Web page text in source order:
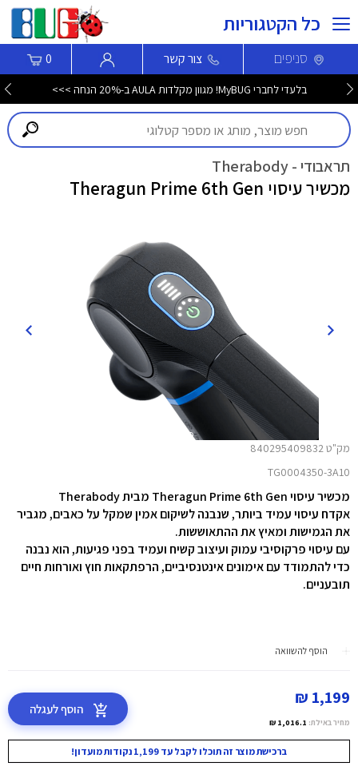
כל הקטגוריות
סניפים צור קשר 0
בלעדי לחברי MyBUG! מגוון מקלדות AULA ב-20% הנחה >>>
תראבודי - Therabody
מכשיר עיסוי Theragun Prime 6th Gen
מק"ט 840295409832
TG0004350-3A10
מכשיר עיסוי Theragun Prime 6th Gen מבית Therabody
אקדח עיסוי עמיד ביותר, שנבנה לשיקום אמין שמקל על כאבים, מגביר
את הגמישות ומאיץ את ההתאוששות.
עם עיסוי פרקוסיבי עמוק ועיצוב קשיח ועמיד בפני פגיעות, הוא נבנה
כדי להתמודד עם אימונים אינטנסיביים, הרפתקאות חוץ ואורחות חיים
תובעניים.
הוסף להשוואה
1,199 ₪
מחיר באילת: 1,016.1 ₪
הוסף לעגלה
ברכישת מוצר זה תוכלו לקבל עד 1,199 נקודות מועדון!